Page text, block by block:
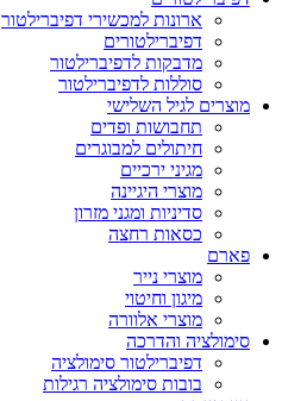
ארונות למכשירי דפיברילטור
דפיברילטורים
מדבקות לדפיברילטור
סוללות לדפיברילטור
מוצרים לגיל השלישי
תחבושות ופדים
חיתולים למבוגרים
מגיני ירכיים
מוצרי היגיינה
סדיניות ומגני מזרון
כסאות רחצה
פארם
מוצרי נייר
מיגון וחיטוי
מוצרי אלוורה
סימולציה והדרכה
דפיברילטור סימולציה
בובות סימולציה רגילות